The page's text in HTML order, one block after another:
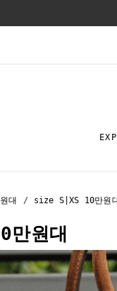
대 size S|XS 10만원
원대